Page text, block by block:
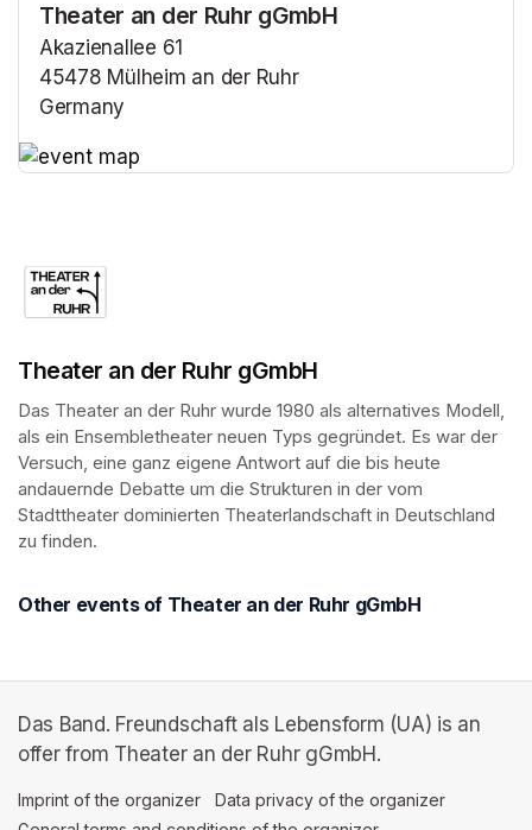
Theater an der Ruhr gGmbH
Akazienallee 61
45478 Mülheim an der Ruhr
Germany
Theater an der Ruhr gGmbH
Das Theater an der Ruhr wurde 1980 als alternatives Modell,
als ein Ensembletheater neuen Typs gegründet. Es war der
Versuch, eine ganz eigene Antwort auf die bis heute
andauernde Debatte um die Strukturen in der vom
Stadttheater dominierten Theaterlandschaft in Deutschland
zu finden.
Other events of Theater an der Ruhr gGmbH
Das Band. Freundschaft als Lebensform (UA) is an
offer from Theater an der Ruhr gGmbH.
Imprint of the organizer (opens in a new tab)
Data privacy of the organizer